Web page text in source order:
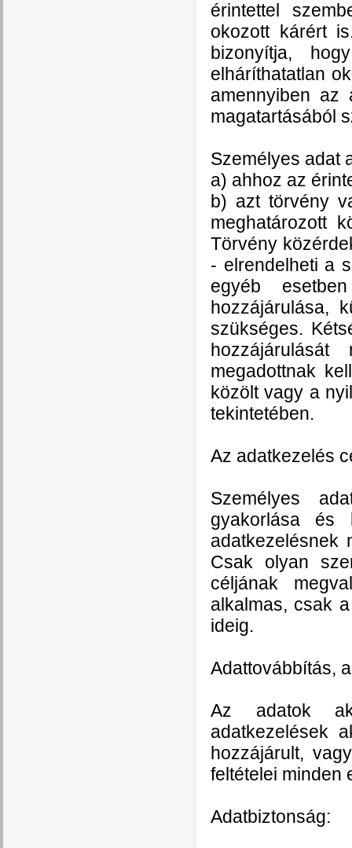
érintettel
okozott kárért
bizonyítja,
elháríthatatlan
amennyiben az
magatartásából
Személyes adat
a) ahhoz az
b) azt törvény
meghatározott
Törvény
- elrendelheti a
egyéb
hozzájárulása,
szükséges.
megadottnak
közölt vagy a
tekintetében.
Az adatkezelés
Személyes
gyakorlása és
adatkezelésnek
Csak olyan
céljának
alkalmas, csak
ideig.
Adattovábbítás,
Az adatok
adatkezelések
hozzájárult,
feltételei minden
Adatbiztonság: